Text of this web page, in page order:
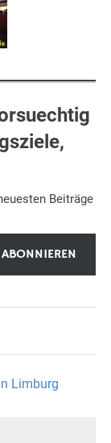
Beiträge
ABONNIEREN
Limburg